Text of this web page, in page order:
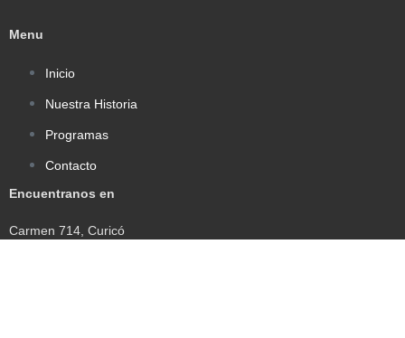
Menu
Inicio
Nuestra Historia
Programas
Contacto
Encuentranos en
Carmen 714, Curicó